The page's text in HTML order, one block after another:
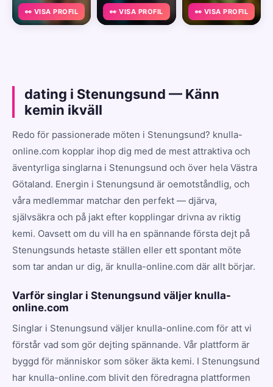
👀 VISA PROFIL 👀 VISA PROFIL 👀 VISA PROFIL
dating i Stenungsund — Känn
kemin ikväll
Redo för passionerade möten i Stenungsund? knulla-
online.com kopplar ihop dig med de mest attraktiva och
äventyrliga singlarna i Stenungsund och över hela Västra
Götaland. Energin i Stenungsund är oemotståndlig, och
våra medlemmar matchar den perfekt — djärva,
självsäkra och på jakt efter kopplingar drivna av riktig
kemi. Oavsett om du vill ha en spännande första dejt på
Stenungsunds hetaste ställen eller ett spontant möte
som tar andan ur dig, är knulla-online.com där allt börjar.
Varför singlar i Stenungsund väljer knulla-
online.com
Singlar i Stenungsund väljer knulla-online.com för att vi
förstår vad som gör dejting spännande. Vår plattform är
byggd för människor som söker äkta kemi. I Stenungsund
har knulla-online.com blivit den föredragna plattformen